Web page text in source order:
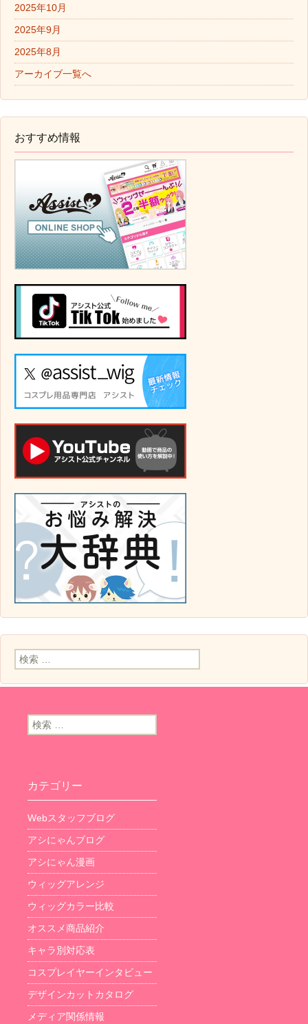
2025年10月
2025年9月
2025年8月
アーカイブ一覧へ
おすすめ情報
検索:
検索:
カテゴリー
Webスタッフブログ
アシにゃんブログ
アシにゃん漫画
ウィッグアレンジ
ウィッグカラー比較
オススメ商品紹介
キャラ別対応表
コスプレイヤーインタビュー
デザインカットカタログ
メディア関係情報